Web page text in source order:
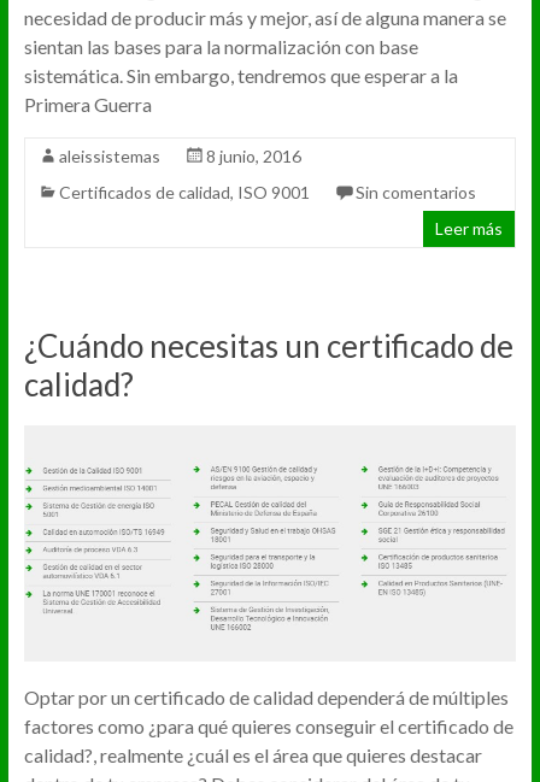
necesidad de producir más y mejor, así de alguna manera se
sientan las bases para la normalización con base
sistemática. Sin embargo, tendremos que esperar a la
Primera Guerra
aleissistemas
8 junio, 2016
Certificados de calidad, ISO 9001
Sin comentarios
Leer más
¿Cuándo necesitas un certificado de
calidad?
Optar por un certificado de calidad dependerá de múltiples
factores como ¿para qué quieres conseguir el certificado de
calidad?, realmente ¿cuál es el área que quieres destacar